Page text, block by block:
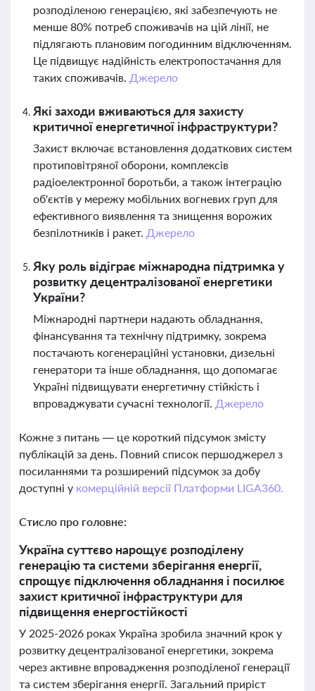
розподіленою генерацією, які забезпечують не
менше 80% потреб споживачів на цій лінії, не
підлягають плановим погодинним відключенням.
Це підвищує надійність електропостачання для
таких споживачів. Джерело
Які заходи вживаються для захисту
критичної енергетичної інфраструктури?
Захист включає встановлення додаткових систем
протиповітряної оборони, комплексів
радіоелектронної боротьби, а також інтеграцію
об'єктів у мережу мобільних вогневих груп для
ефективного виявлення та знищення ворожих
безпілотників і ракет. Джерело
Яку роль відіграє міжнародна підтримка у
розвитку децентралізованої енергетики
України?
Міжнародні партнери надають обладнання,
фінансування та технічну підтримку, зокрема
постачають когенераційні установки, дизельні
генератори та інше обладнання, що допомагає
Україні підвищувати енергетичну стійкість і
впроваджувати сучасні технології. Джерело
Кожне з питань — це короткий підсумок змісту
публікацій за день. Повний список першоджерел з
посиланнями та розширений підсумок за добу
доступні у комерційній версії Платформи LIGA360.
Стисло про головне:
Україна суттєво нарощує розподілену
генерацію та системи зберігання енергії,
спрощує підключення обладнання і посилює
захист критичної інфраструктури для
підвищення енергостійкості
У 2025-2026 роках Україна зробила значний крок у
розвитку децентралізованої енергетики, зокрема
через активне впровадження розподіленої генерації
та систем зберігання енергії. Загальний приріст